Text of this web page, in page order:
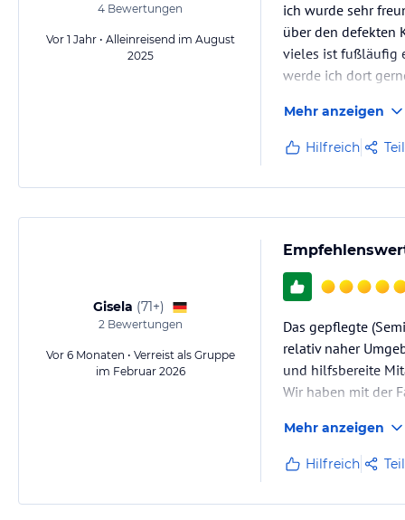
4 Bewertungen
Vor 1 Jahr • Alleinreisend im August
2025
ich wurde sehr
über den defekten
vieles ist fußläufig
werde ich dort
Mehr anzeigen
Hilfreich
Gisela (71+)
2Bewertungen
Vor 6 Monaten • Verreist als Gruppe
im Februar 2026
Das gepflegte
relativ naher
und hilfsbereite
Wir haben mit der
Mehr anzeigen
Hilfreich